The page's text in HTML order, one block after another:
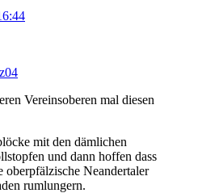
Vereinsoberen mal diesen
mit den dämlichen
und dann hoffen dass
oberpfälzische Neandertaler
rumlungern.